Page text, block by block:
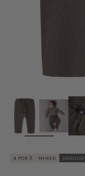
ZOOM
4 FOR 3 NYHED UDSOLGT